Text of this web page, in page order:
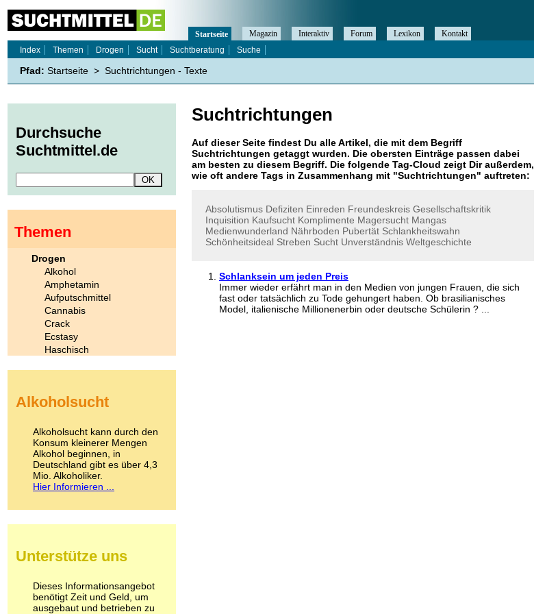
Suchtrichtungen
Auf dieser Seite findest Du alle Artikel, die mit dem Begriff
Suchtrichtungen getaggt wurden. Die obersten Einträge passen dabei
am besten zu diesem Begriff. Die folgende Tag-Cloud zeigt Dir außerdem,
wie oft andere Tags in Zusammenhang mit "Suchtrichtungen" auftreten:
Absolutismus Defiziten Einreden Freundeskreis Gesellschaftskritik
Inquisition Kaufsucht Komplimente Magersucht Mangas
Medienwunderland Nährboden Pubertät Schlankheitswahn
Schönheitsideal Streben Sucht Unverständnis Weltgeschichte
Schlanksein um jeden Preis
Immer wieder erfährt man in den Medien von jungen Frauen, die sich
fast oder tatsächlich zu Tode gehungert haben. Ob brasilianisches
Model, italienische Millionenerbin oder deutsche Schülerin ? ...
Startseite Magazin Interaktiv Forum Lexikon
Kontakt
Index
Themen Drogen Sucht Suchtberatung Suche
Pfad: Startseite > Suchtrichtungen - Texte
Durchsuche
Suchtmittel.de
Themen
Drogen
Alkohol
Amphetamin
Aufputschmittel
Cannabis
Crack
Ecstasy
Haschisch
Kokain
LSD
Marihuana
Medikamente
Meskalin
Metamphetamin
Methadon
Pilze
Psychopharmaka
Schlafmittel
Schmerzmittel
Alkoholsucht
Alkoholsucht kann durch den
Konsum kleinerer Mengen
Alkohol beginnen, in
Deutschland gibt es über 4,3
Mio. Alkoholiker.
Hier Informieren ...
Unterstütze uns
Dieses Informationsangebot
benötigt Zeit und Geld, um
ausgebaut und betrieben zu